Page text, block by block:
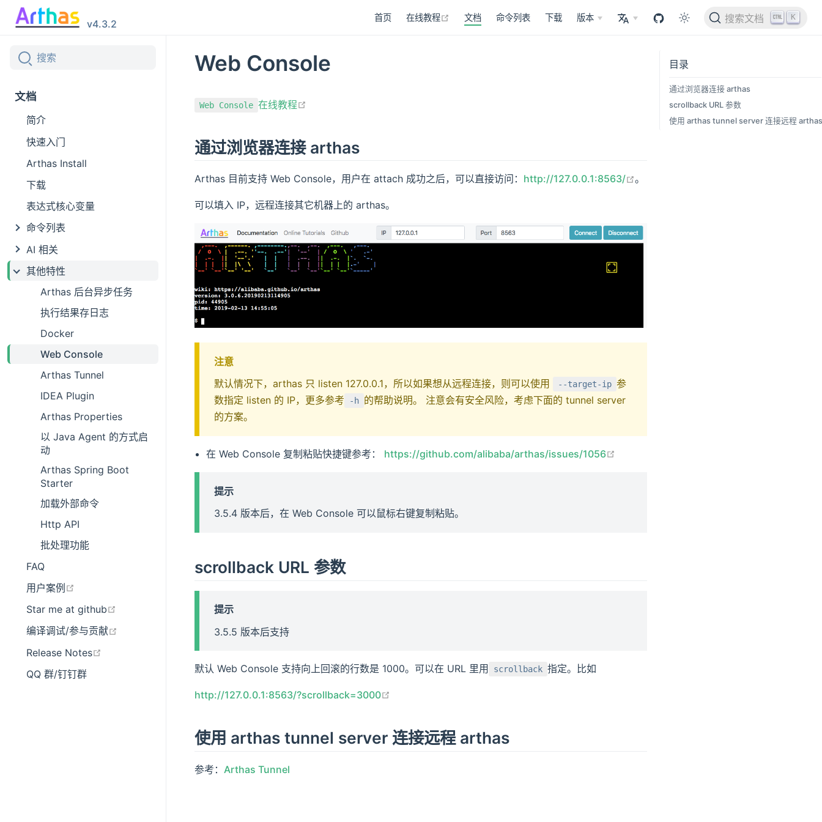
v4.3.2
首页 在线教程 在新窗口打开
文档 命令列表 下载 版本 搜索文档 K
文档
简介
快速入门
Arthas Install
下载
表达式核心变量
命令列表
AI 相关
其他特性
Arthas 后台异步任务
执行结果存日志
Docker
Web Console
Arthas Tunnel
IDEA Plugin
Arthas Properties
以 Java Agent 的方式启
动
Arthas Spring Boot
Starter
加载外部命令
Http API
批处理功能
FAQ
用户案例
Star me at github
编译调试/参与贡献
Release Notes
QQ 群/钉钉群
目录
通过浏览器连接 arthas
scrollback URL 参数
使用 arthas tunnel server 连接远程 arthas
Web Console
Web Console 在线教程
通过浏览器连接 arthas
Arthas 目前支持 Web Console，用户在 attach 成功之后，可以直接访问： http://127.0.0.1:8563/ 在新窗口打开
。
可以填入 IP，远程连接其它机器上的 arthas。
注意
默认情况下，arthas 只 listen 127.0.0.1，所以如果想从远程连接，则可以使用
--target-ip 参
数指定 listen 的 IP，更多参考
-h 的帮助说明。 注意会有安全风险，考虑下面的 tunnel server
的方案。
在 Web Console 复制粘贴快捷键参考： https://github.com/alibaba/arthas/issues/1056
提示
3.5.4 版本后，在 Web Console 可以鼠标右键复制粘贴。
scrollback URL 参数
提示
3.5.5 版本后支持
默认 Web Console 支持向上回滚的行数是 1000。可以在 URL 里用 scrollback 指定。比如
http://127.0.0.1:8563/?scrollback=3000
使用 arthas tunnel server 连接远程 arthas
参考： Arthas Tunnel